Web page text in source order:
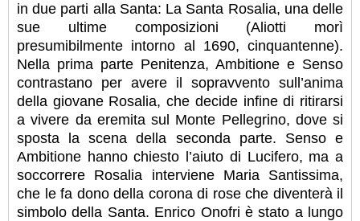
in due parti alla Santa: La Santa Rosalia, una delle
sue ultime composizioni (Aliotti morì
presumibilmente intorno al 1690, cinquantenne).
Nella prima parte Penitenza, Ambitione e Senso
contrastano per avere il sopravvento sull’anima
della giovane Rosalia, che decide infine di ritirarsi
a vivere da eremita sul Monte Pellegrino, dove si
sposta la scena della seconda parte. Senso e
Ambitione hanno chiesto l’aiuto di Lucifero, ma a
soccorrere Rosalia interviene Maria Santissima,
che le fa dono della corona di rose che diventerà il
simbolo della Santa. Enrico Onofri è stato a lungo